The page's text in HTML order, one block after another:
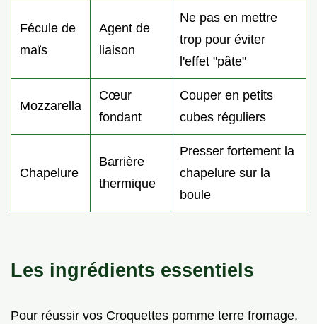
Fécule de
maïs
Agent de
liaison
Ne pas en mettre
trop pour éviter
l'effet "pâte"
Mozzarella
Cœur
fondant
Couper en petits
cubes réguliers
Chapelure
Barrière
thermique
Presser fortement la
chapelure sur la
boule
Les ingrédients essentiels
Pour réussir vos Croquettes pomme terre fromage,